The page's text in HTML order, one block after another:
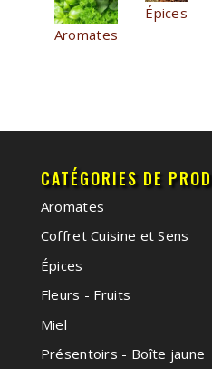
Aromates
Épices
CATÉGORIES DE
Aromates
Coffret Cuisine et Sens
Épices
Fleurs - Fruits
Miel
Présentoirs - Boîte jaune